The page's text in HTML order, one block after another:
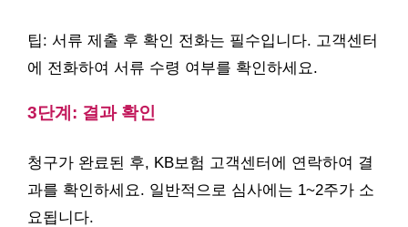
팁: 서류 제출 후 확인 전화는 필수입니다. 고객센터
에 전화하여 서류 수령 여부를 확인하세요.
3단계: 결과 확인
청구가 완료된 후, KB보험 고객센터에 연락하여 결
과를 확인하세요. 일반적으로 심사에는 1~2주가 소
요됩니다.